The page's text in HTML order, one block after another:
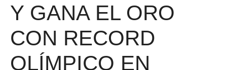
Y GANA EL ORO
CON RECORD
OLÍMPICO EN